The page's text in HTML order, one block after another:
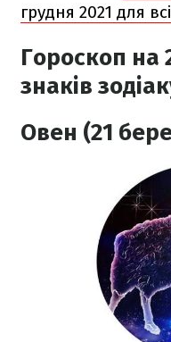
грудня 2021 для
Гороскоп на
знаків
Овен (21